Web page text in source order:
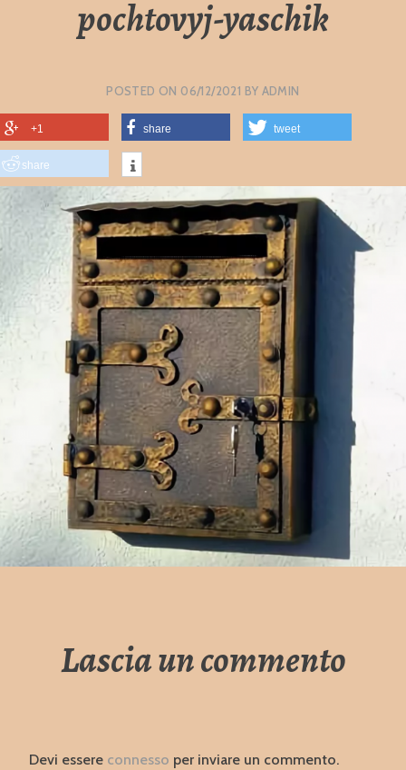
pochtovyj-yaschik
POSTED ON 06/12/2021 BY ADMIN
+1 share tweet
share
Lascia un commento
Devi essere connesso per inviare un commento.